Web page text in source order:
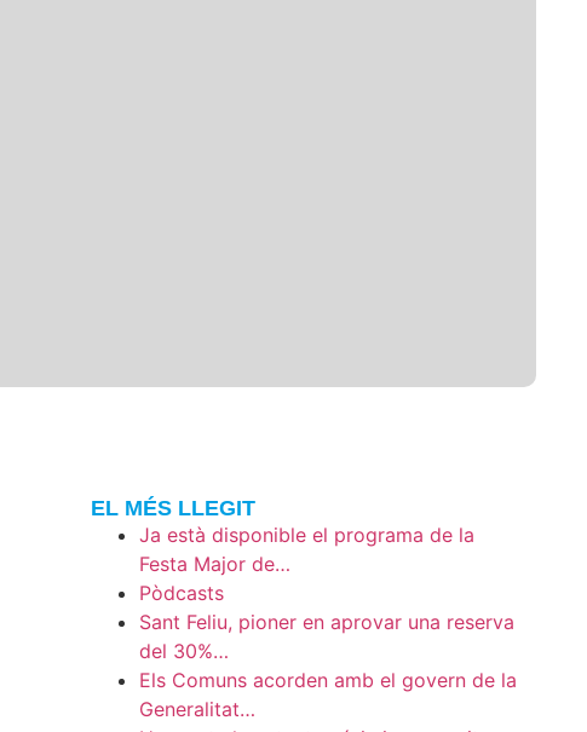
EL MÉS LLEGIT
Ja està disponible el programa de la
Festa Major de…
Pòdcasts
Sant Feliu, pioner en aprovar una reserva
del 30%…
Els Comuns acorden amb el govern de la
Generalitat…